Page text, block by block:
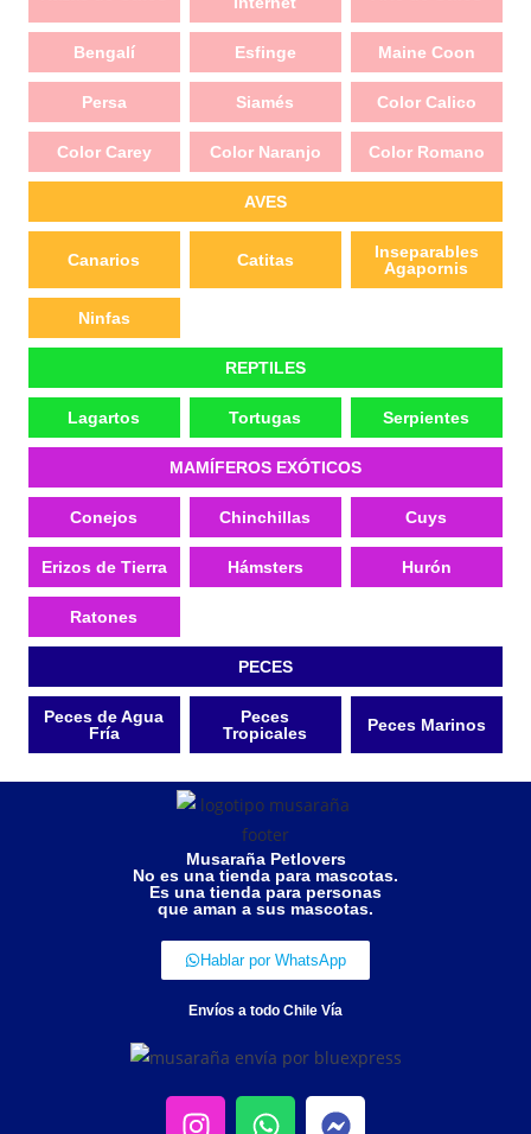
Bengalí Esfinge Maine Coon
Persa Siamés Color Calico
Color Carey Color Naranjo Color Romano
AVES
Canarios Catitas
Inseparables
Agapornis
Ninfas
REPTILES
Lagartos Tortugas Serpientes
MAMÍFEROS EXÓTICOS
Conejos Chinchillas Cuys
Erizos de Tierra Hámsters Hurón
Ratones
PECES
Peces de Agua
Fría
Peces
Tropicales
Peces Marinos
Musaraña Petlovers
No es una tienda para mascotas.
Es una tienda para personas
que aman a sus mascotas.
Hablar por WhatsApp
Envíos a todo Chile Vía